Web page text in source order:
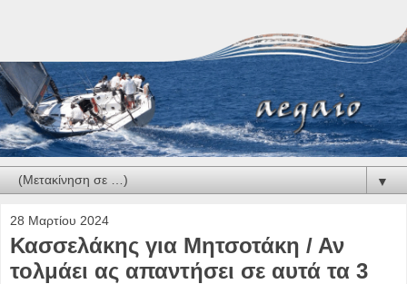
▼
28 Μαρτίου 2024
Κασσελάκης για Μητσοτάκη / Αν
τολμάει ας απαντήσει σε αυτά τα 3